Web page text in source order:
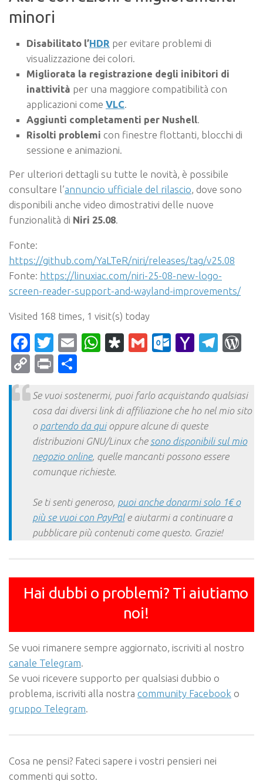
minori
Disabilitato l’HDR per evitare problemi di
visualizzazione dei colori.
Migliorata la registrazione degli inibitori di
inattività per una maggiore compatibilità con
applicazioni come VLC.
Aggiunti completamenti per Nushell.
Risolti problemi con finestre flottanti, blocchi di
sessione e animazioni.
Per ulteriori dettagli su tutte le novità, è possibile
consultare l’annuncio ufficiale del rilascio, dove sono
disponibili anche video dimostrativi delle nuove
funzionalità di Niri 25.08.
Fonte:
https://github.com/YaLTeR/niri/releases/tag/v25.08
Fonte: https://linuxiac.com/niri-25-08-new-logo-
screen-reader-support-and-wayland-improvements/
Visited 168 times, 1 visit(s) today
Facebook
Twitter
EmailWhatsApp
Diaspora
Gmail Yahoo
CopyPrint
Se vuoi sostenermi, puoi farlo acquistando qualsiasi
cosa dai diversi link di affiliazione che ho nel mio sito
o partendo da quioppure alcune di queste
distribuzioni GNU/Linux che sono disponibili sul mio
negozio online, quelle mancanti possono essere
comunque richieste.
Se ti senti generoso, puoi anche donarmi solo 1€ o
più se vuoi con PayPale aiutarmi a continuare a
pubblicare più contenuti come questo. Grazie!
Hai dubbi o problemi? Ti aiutiamo
noi!
Se vuoi rimanere sempre aggiornato, iscriviti al nostro
canale Telegram
Se vuoi ricevere supporto per qualsiasi dubbio o
problema, iscriviti alla nostra community Facebook o
gruppo Telegram
Cosa ne pensi? Fateci sapere i vostri pensieri nei
commenti qui sotto.